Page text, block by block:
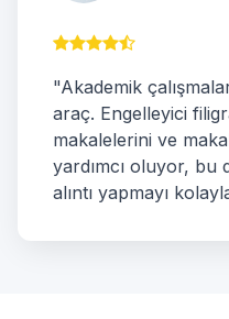
"Akademik
araç. Engelleyici
makalelerini ve
yardımcı oluyor, bu
alıntı yapmayı